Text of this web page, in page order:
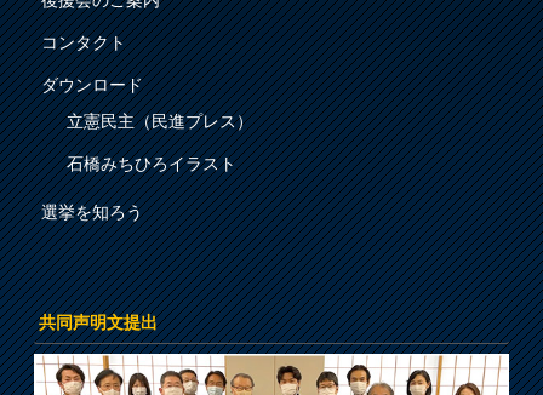
コンタクト
ダウンロード
立憲民主（民進プレス）
石橋みちひろイラスト
選挙を知ろう
共同声明文提出